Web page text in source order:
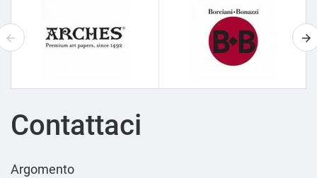
Contattaci
Argomento